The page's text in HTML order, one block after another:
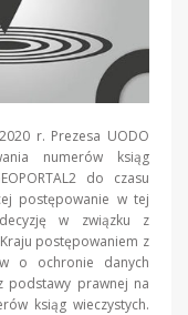
r. Prezesa UODO
numerów ksiąg
do czasu
postępowanie w tej
w związku z
postępowaniem z
o ochronie danych
podstawy prawnej na
ksiąg wieczystych.